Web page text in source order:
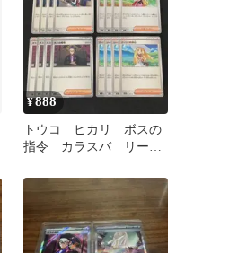
¥888
トウコ ヒカリ ボスの
指令 カラスバ リーリ